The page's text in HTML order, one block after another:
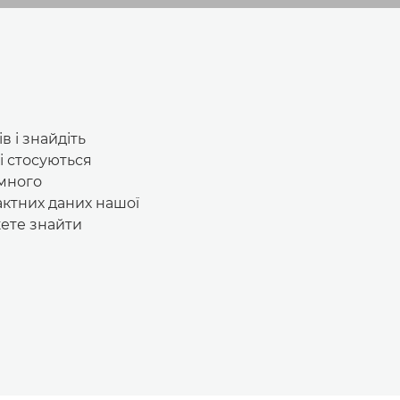
і знайдіть
стосуються
даних нашої
знайти